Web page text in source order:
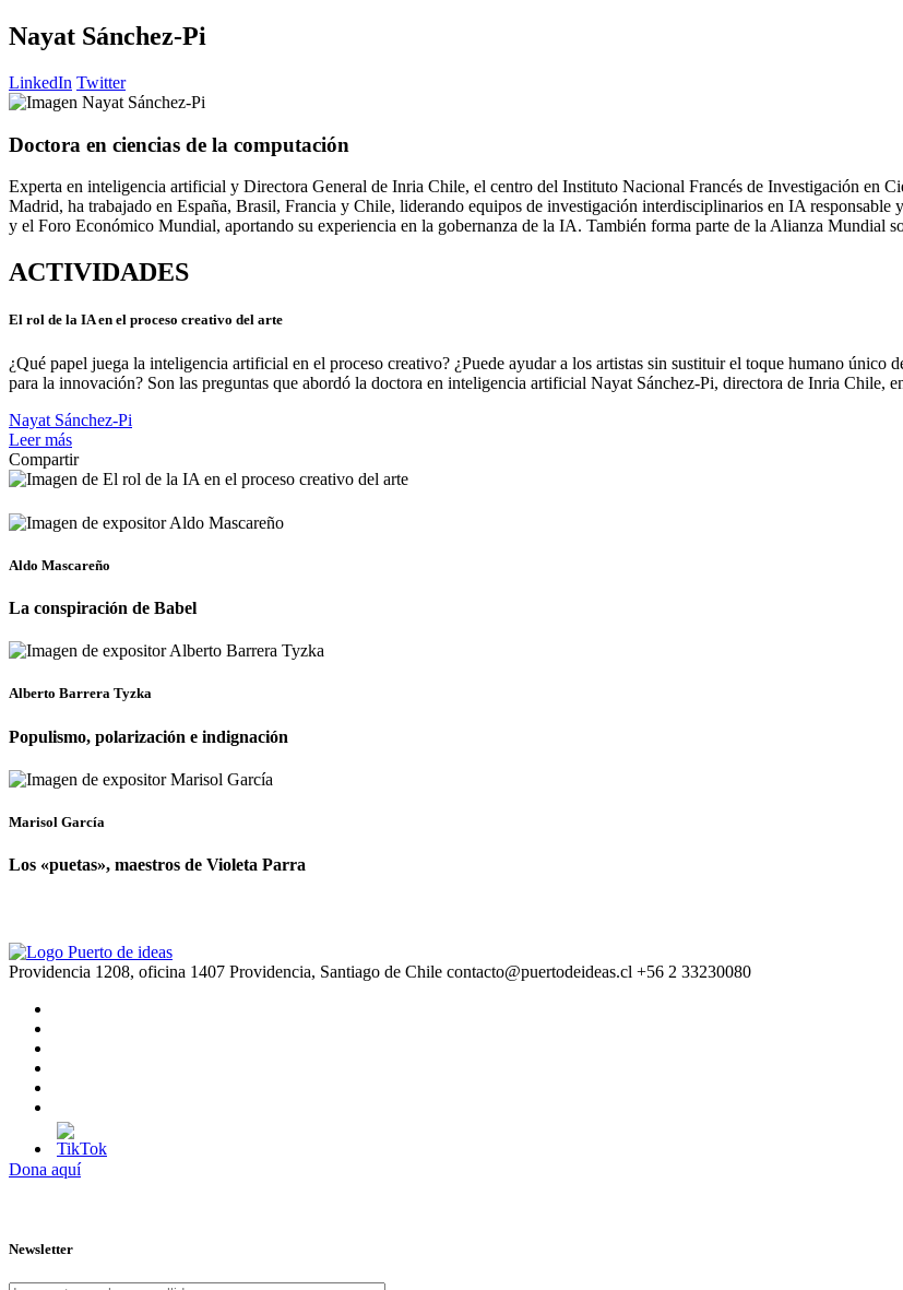
Nayat Sánchez-Pi
LinkedIn Twitter
Doctora en ciencias de la computación
Experta en inteligencia artificial y Directora General de Inria Chile, el centro del Instituto Nacional Francés de Investigación en
Madrid, ha trabajado en España, Brasil, Francia y Chile, liderando equipos de investigación interdisciplinarios en IA
y el Foro Económico Mundial, aportando su experiencia en la gobernanza de la IA. También forma parte de la Alianza Mundial
ACTIVIDADES
El rol de la IA en el proceso creativo del arte
¿Qué papel juega la inteligencia artificial en el proceso creativo? ¿Puede ayudar a los artistas sin sustituir el toque humano único
para la innovación? Son las preguntas que abordó la doctora en inteligencia artificial Nayat Sánchez-Pi, directora de Inria Chile,
Nayat Sánchez-Pi
Leer más
Compartir
Aldo Mascareño
La conspiración de Babel
Alberto Barrera Tyzka
Populismo, polarización e indignación
Marisol García
Los «puetas», maestros de Violeta Parra
Providencia 1208, oficina 1407 Providencia, Santiago de Chile contacto@puertodeideas.cl +56 2 33230080
Dona aquí
Newsletter